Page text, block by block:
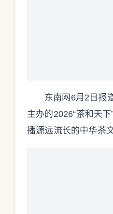
东南网6月2日报
主办的2026“茶和天
播源远流长的中华茶